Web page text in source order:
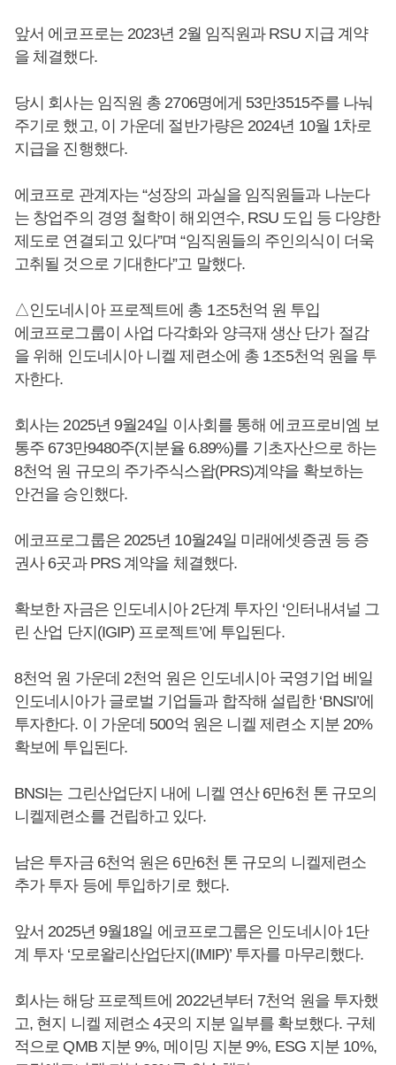
앞서 에코프로는 2023년 2월 임직원과 RSU 지급 계약
을 체결했다.
당시 회사는 임직원 총 2706명에게 53만3515주를 나눠
주기로 했고, 이 가운데 절반가량은 2024년 10월 1차로
지급을 진행했다.
에코프로 관계자는 “성장의 과실을 임직원들과 나눈다
는 창업주의 경영 철학이 해외연수, RSU 도입 등 다양한
제도로 연결되고 있다”며 “임직원들의 주인의식이 더욱
고취될 것으로 기대한다”고 말했다.
△인도네시아 프로젝트에 총 1조5천억 원 투입
에코프로그룹이 사업 다각화와 양극재 생산 단가 절감
을 위해 인도네시아 니켈 제련소에 총 1조5천억 원을 투
자한다.
회사는 2025년 9월24일 이사회를 통해 에코프로비엠 보
통주 673만9480주(지분율 6.89%)를 기초자산으로 하는
8천억 원 규모의 주가주식스왑(PRS)계약을 확보하는
안건을 승인했다.
에코프로그룹은 2025년 10월24일 미래에셋증권 등 증
권사 6곳과 PRS 계약을 체결했다.
확보한 자금은 인도네시아 2단계 투자인 ‘인터내셔널 그
린 산업 단지(IGIP) 프로젝트’에 투입된다.
8천억 원 가운데 2천억 원은 인도네시아 국영기업 베일
인도네시아가 글로벌 기업들과 합작해 설립한 ‘BNSI’에
투자한다. 이 가운데 500억 원은 니켈 제련소 지분 20%
확보에 투입된다.
BNSI는 그린산업단지 내에 니켈 연산 6만6천 톤 규모의
니켈제련소를 건립하고 있다.
남은 투자금 6천억 원은 6만6천 톤 규모의 니켈제련소
추가 투자 등에 투입하기로 했다.
앞서 2025년 9월18일 에코프로그룹은 인도네시아 1단
계 투자 ‘모로왈리산업단지(IMIP)’ 투자를 마무리했다.
회사는 해당 프로젝트에 2022년부터 7천억 원을 투자했
고, 현지 니켈 제련소 4곳의 지분 일부를 확보했다. 구체
적으로 QMB 지분 9%, 메이밍 지분 9%, ESG 지분 10%,